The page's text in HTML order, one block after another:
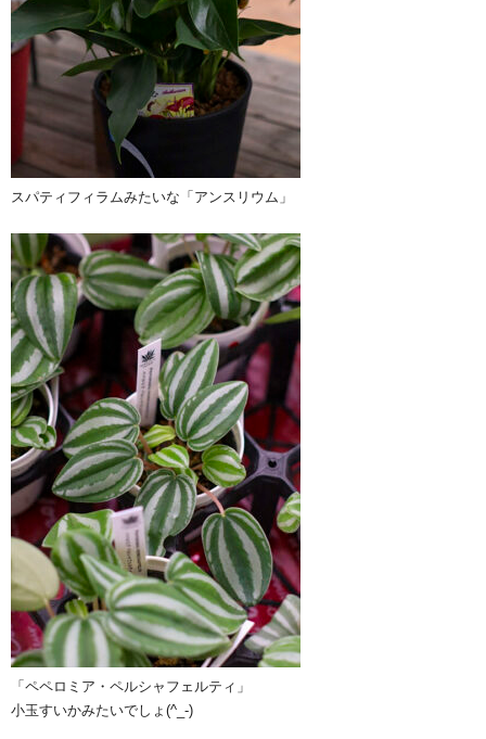
スパティフィラムみたいな「アンスリウム」
「ペペロミア・ペルシャフェルティ」
小玉すいかみたいでしょ(^_-)